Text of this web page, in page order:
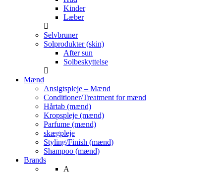
Kinder
Læber
Selvbruner
Solprodukter (skin)
After sun
Solbeskyttelse
Mænd
Ansigtspleje – Mænd
Conditioner/Treatment for mænd
Hårtab (mænd)
Kropspleje (mænd)
Parfume (mænd)
skægpleje
Styling/Finish (mænd)
Shampoo (mænd)
Brands
A